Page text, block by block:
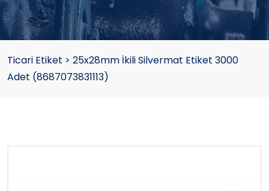
Ticari Etiket > 25x28mm İkili Silvermat Etiket 3000
Adet (8687073831113)